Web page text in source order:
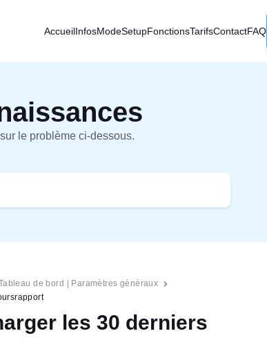
AccueilInfosModeSetupFonctionsTarifsContactFAQ
le problème ci-dessous.
de bord | Paramètres généraux
les 30 derniers